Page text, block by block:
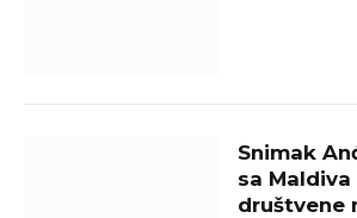
Snimak
sa Maldiva
društvene